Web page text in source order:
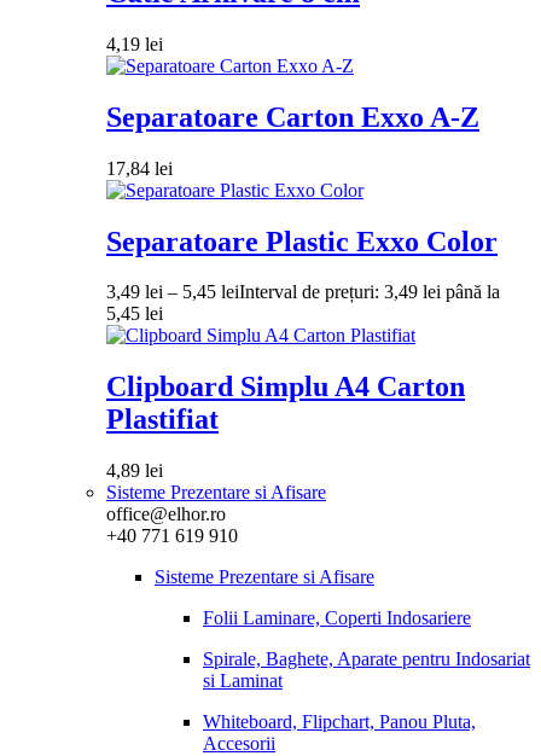
4,19 lei
Separatoare Carton Exxo A-Z
17,84 lei
Separatoare Plastic Exxo Color
3,49 lei – 5,45 leiInterval de prețuri: 3,49 lei până la
5,45 lei
Clipboard Simplu A4 Carton
Plastifiat
4,89 lei
Sisteme Prezentare si Afisare
office@elhor.ro
+40 771 619 910
Sisteme Prezentare si Afisare
Folii Laminare, Coperti Indosariere
Spirale, Baghete, Aparate pentru Indosariat
si Laminat
Whiteboard, Flipchart, Panou Pluta,
Accesorii